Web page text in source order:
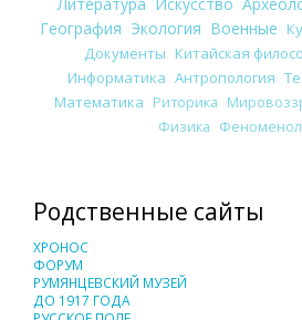
География Экология Военные
Документы Китайская
Информатика Антропология
Математика Риторика
Физика
Родственные сайты
ХРОНОС
ФОРУМ
РУМЯНЦЕВСКИЙ МУЗЕЙ
ДО 1917 ГОДА